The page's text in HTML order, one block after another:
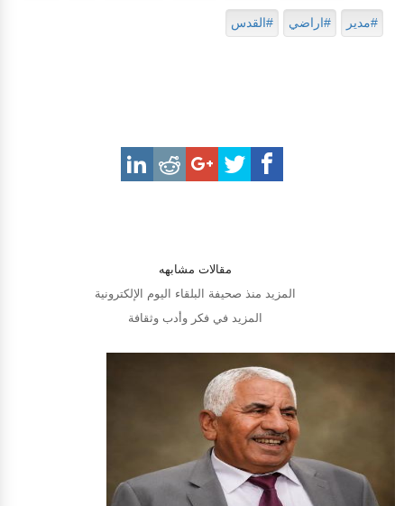
#مدير #اراضي #القدس
مقالات مشابهه
المزيد منذ صحيفة البلقاء اليوم الإلكترونية
المزيد في فكر وأدب وثقافة